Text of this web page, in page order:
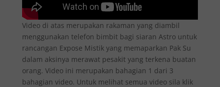
Video di atas merupakan rakaman yang diambil
menggunakan telefon bimbit bagi siaran Astro untuk
rancangan Expose Mistik yang memaparkan Pak Su
dalam aksinya merawat pesakit yang terkena buatan
orang. Video ini merupakan bahagian 1 dari 3
bahagian video. Untuk melihat semua video sila klik